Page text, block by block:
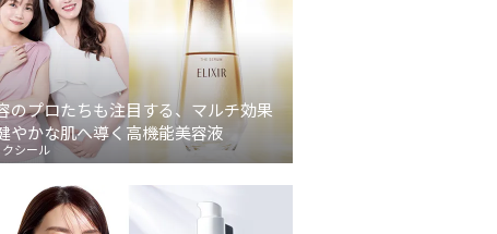
のプロたちも注目する、マルチ効果
やかな肌へ導く高機能美容液
シール